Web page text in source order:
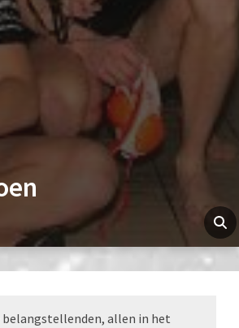
belangstellenden, allen in het